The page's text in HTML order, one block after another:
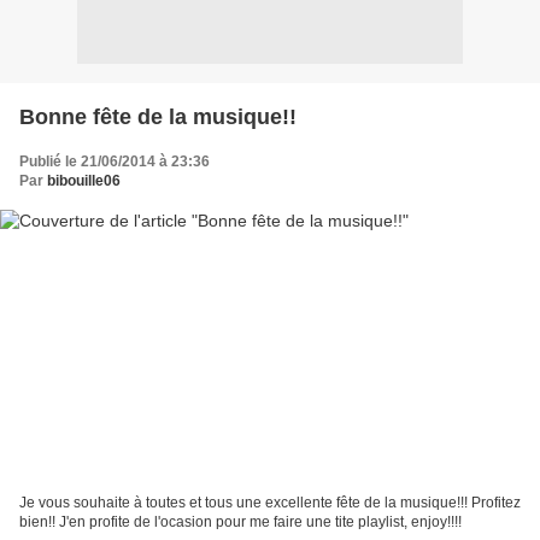
Bonne fête de la musique!!
Publié le 21/06/2014 à 23:36
Par bibouille06
Je vous souhaite à toutes et tous une excellente fête de la musique!!! Profitez
bien!! J'en profite de l'ocasion pour me faire une tite playlist, enjoy!!!!